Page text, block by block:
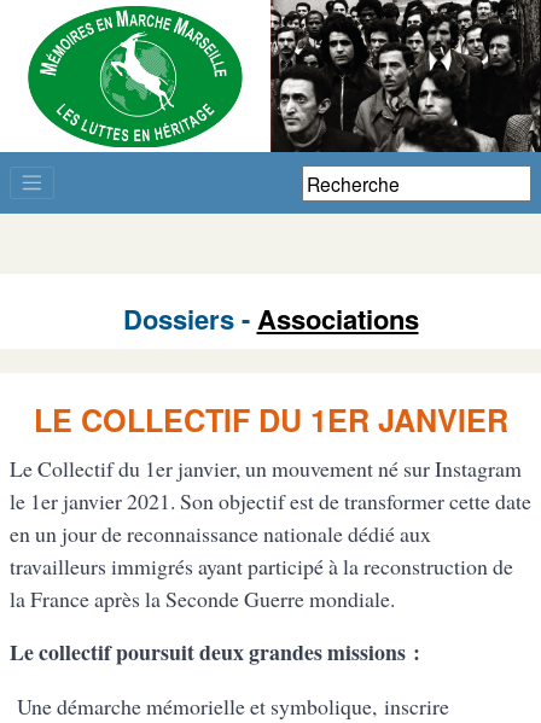
Dossiers -Associations
LE COLLECTIF DU 1ER JANVIER
Le Collectif du 1er janvier, un mouvement né sur Instagram
le 1er janvier 2021. Son objectif est de transformer cette date
en un jour de reconnaissance nationale dédié aux
travailleurs immigrés ayant participé à la reconstruction de
la France après la Seconde Guerre mondiale.
Le collectif poursuit deux grandes missions :
Une démarche mémorielle et symbolique, inscrire